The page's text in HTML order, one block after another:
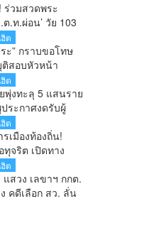
วมสวดพระ
.ท.ผ่อน’ วัย 103
า
ต
ะ” กราบขอโทษ
ติสอบหัวหน้า
ำปีเข้าพักคลาด
ต
พุ่งทะลุ 5 แสนราย
ระกาศงดรับผู้
ะดูแลกว่า 200
ต
รเมืองท้องถิ่น!
จริต เปิดทาง
วัน
ต
สวง เลขาฯ กกต.
คดีเลือก สว. ลั่น
ผลทุกคำร้อง